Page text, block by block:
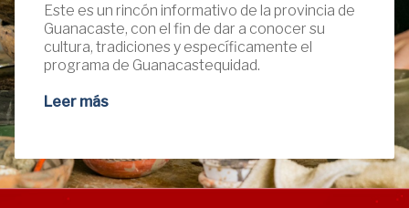
Este es un rincón informativo de la provincia de
Guanacaste, con el fin de dar a conocer su
cultura, tradiciones y específicamente el
programa de Guanacastequidad.
Leer más